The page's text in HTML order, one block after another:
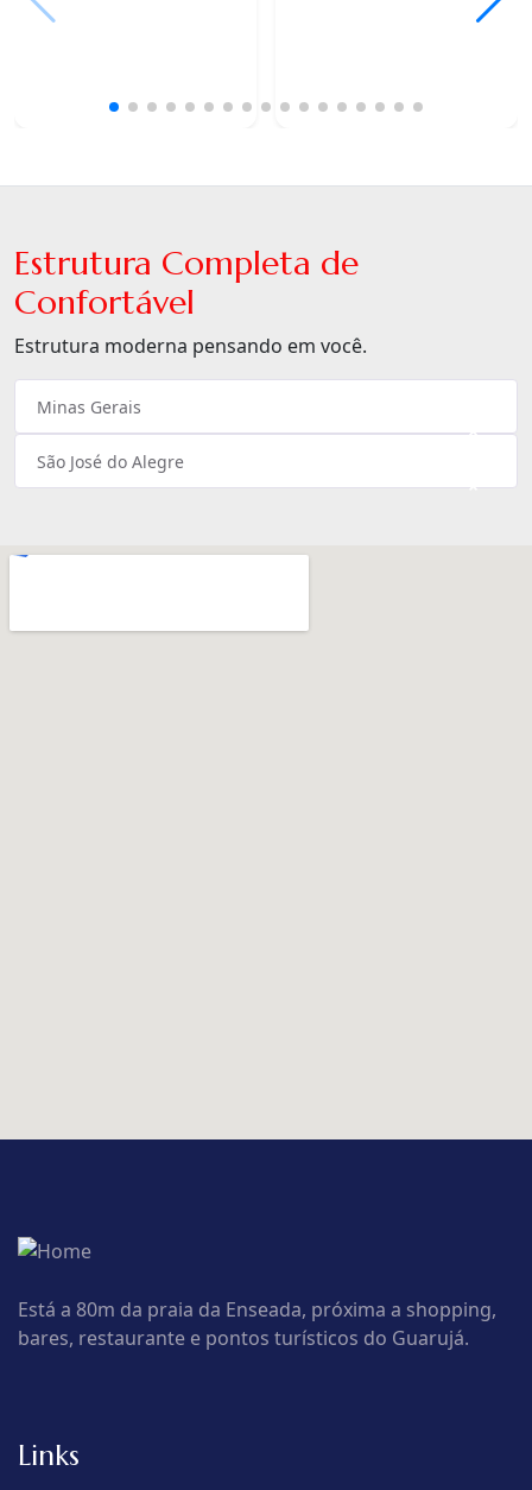
Estrutura Completa de
Confortável
Estrutura moderna pensando em você.
×
Minas Gerais
×
São José do Alegre
Está a 80m da praia da Enseada, próxima a shopping,
bares, restaurante e pontos turísticos do Guarujá.
Links